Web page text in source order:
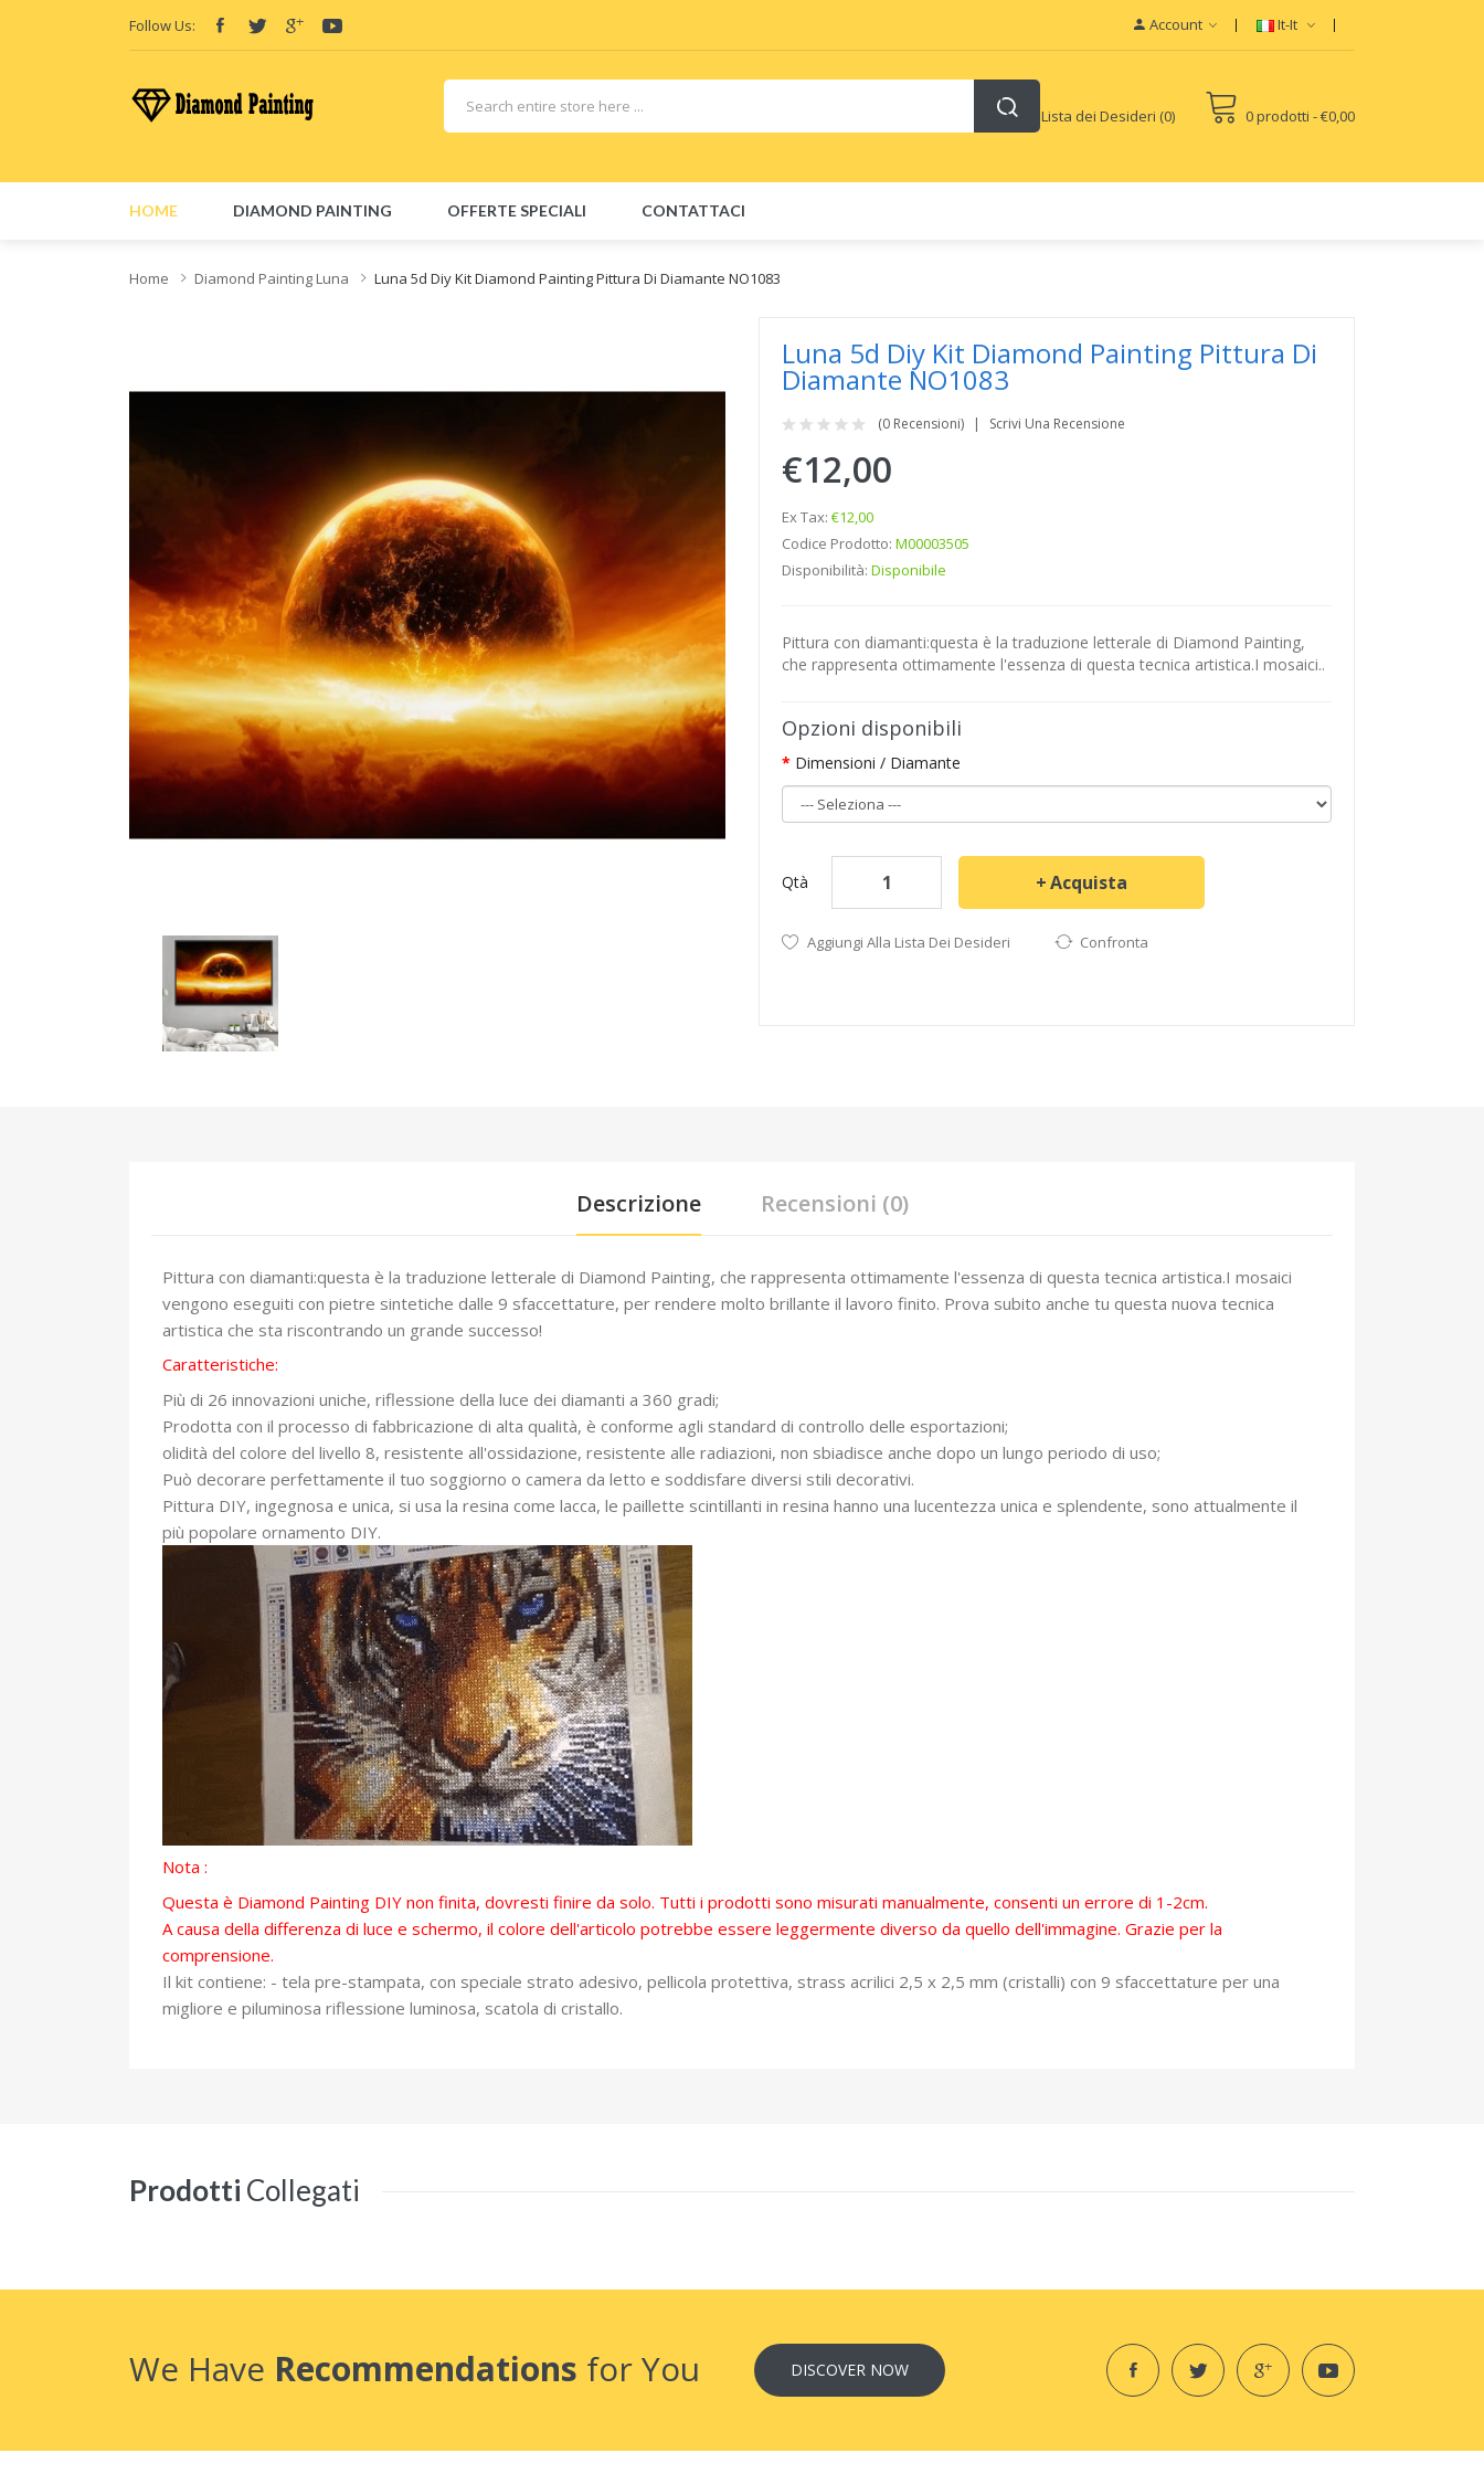
Follow Us: Account It-It
Lista dei Desideri (0) 0 prodotti - €0,00
Vape dealse-LiquidVape hardwareE-Liquidsvapor clearanceE-Liquide-Liquidse-JuiceDisposable E-Cigs
HOME DIAMOND PAINTING OFFERTE SPECIALI CONTATTACI
Home Diamond Painting Luna Luna 5d Diy Kit Diamond Painting Pittura Di Diamante NO1083
Luna 5d Diy Kit Diamond Painting Pittura Di
Diamante NO1083
(0 Recensioni) Scrivi Una Recensione
€12,00
Ex Tax: €12,00
Codice Prodotto: M00003505
Disponibilità: Disponibile
Pittura con diamanti:questa è la traduzione letterale di Diamond Painting,
che rappresenta ottimamente l'essenza di questa tecnica artistica.I mosaici..
Opzioni disponibili
Dimensioni / Diamante
Qtà Acquista
Aggiungi Alla Lista Dei Desideri Confronta
Descrizione Recensioni (0)
Pittura con diamanti:questa è la traduzione letterale di Diamond Painting, che rappresenta ottimamente l'essenza di questa tecnica artistica.I mosaici
vengono eseguiti con pietre sintetiche dalle 9 sfaccettature, per rendere molto brillante il lavoro finito. Prova subito anche tu questa nuova tecnica
artistica che sta riscontrando un grande successo!
Caratteristiche:
Più di 26 innovazioni uniche, riflessione della luce dei diamanti a 360 gradi;
Prodotta con il processo di fabbricazione di alta qualità, è conforme agli standard di controllo delle esportazioni;
olidità del colore del livello 8, resistente all'ossidazione, resistente alle radiazioni, non sbiadisce anche dopo un lungo periodo di uso;
Può decorare perfettamente il tuo soggiorno o camera da letto e soddisfare diversi stili decorativi.
Pittura DIY, ingegnosa e unica, si usa la resina come lacca, le paillette scintillanti in resina hanno una lucentezza unica e splendente, sono attualmente il
più popolare ornamento DIY.
Nota :
Questa è Diamond Painting DIY non finita, dovresti finire da solo. Tutti i prodotti sono misurati manualmente, consenti un errore di 1-2cm.
A causa della differenza di luce e schermo, il colore dell'articolo potrebbe essere leggermente diverso da quello dell'immagine. Grazie per la
comprensione.
Il kit contiene: - tela pre-stampata, con speciale strato adesivo, pellicola protettiva, strass acrilici 2,5 x 2,5 mm (cristalli) con 9 sfaccettature per una
migliore e piluminosa riflessione luminosa, scatola di cristallo.
Prodotti Collegati
We Have Recommendations for You DISCOVER NOW